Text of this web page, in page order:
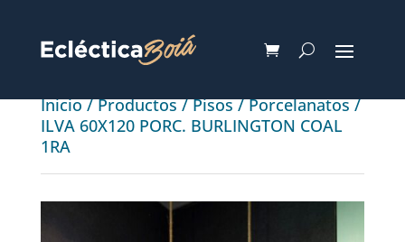
Inicio/Productos/Pisos/Porcelanatos/
ILVA 60X120 PORC. BURLINGTON COAL
1RA